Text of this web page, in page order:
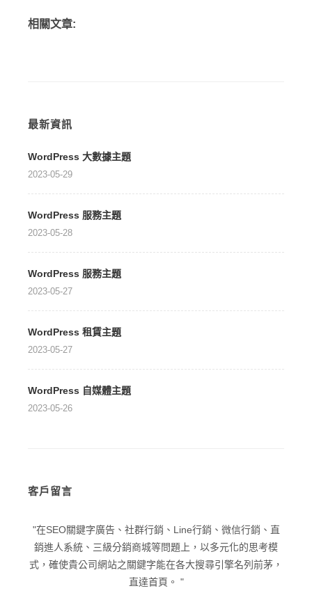
相關文章:
最新資訊
WordPress 大數據主題
2023-05-29
WordPress 服務主題
2023-05-28
WordPress 服務主題
2023-05-27
WordPress 租賃主題
2023-05-27
WordPress 自媒體主題
2023-05-26
客戶留言
在SEO關鍵字廣告、社群行銷、Line行銷、微信行銷、直
銷進人系統、三級分銷商城等問題上，以多元化的思考模
式，確使貴公司網站之關鍵字能在各大搜尋引擎名列前茅，
直達首頁。